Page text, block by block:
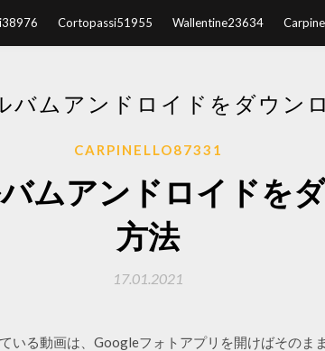
Cortopassi51955 Wallentine23634
バムアンドロイドをダウン
CARPINELLO87331
ムアンドロイドを
方法
17.01.2021
いる動画は、Googleフォトアプリを開けばそのま